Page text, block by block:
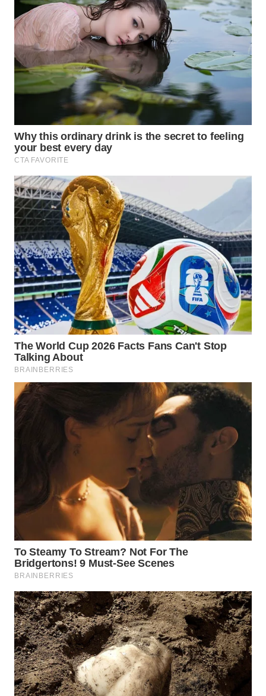
WN
CIREBON
WN
INDRAMAYU
WN
MAJALENGKA
WN
SUBANG
WN
SUKABUMI
WN
PURWAKARTA
WN
PRIANGAN
TIMUR
WN
SEMARANG
BOROBUDUR
MADURA
WN
WN
NATUNA
WN
BINTAN